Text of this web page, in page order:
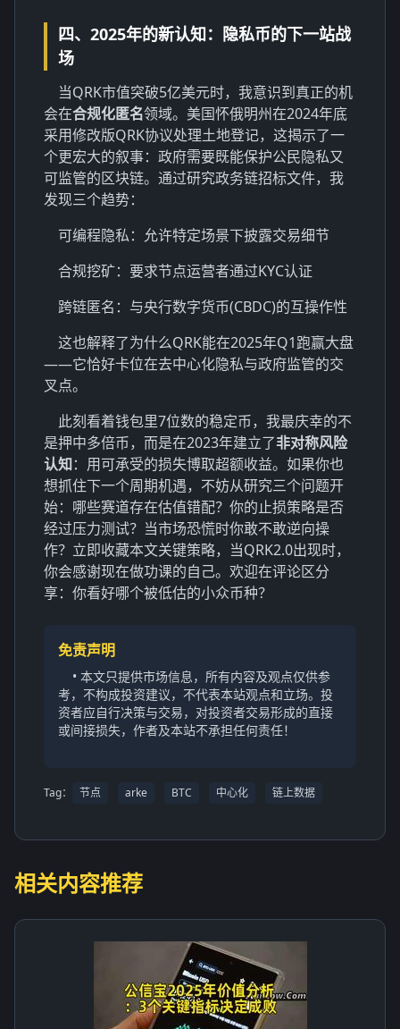
四、2025年的新认知：隐私币的下一站战
场
当QRK市值突破5亿美元时，我意识到真正的机
会在合规化匿名领域。美国怀俄明州在2024年底
采用修改版QRK协议处理土地登记，这揭示了一
个更宏大的叙事：政府需要既能保护公民隐私又
可监管的区块链。通过研究政务链招标文件，我
发现三个趋势：
可编程隐私：允许特定场景下披露交易细节
合规挖矿：要求节点运营者通过KYC认证
跨链匿名：与央行数字货币(CBDC)的互操作性
这也解释了为什么QRK能在2025年Q1跑赢大盘
——它恰好卡位在去中心化隐私与政府监管的交
叉点。
此刻看着钱包里7位数的稳定币，我最庆幸的不
是押中多倍币，而是在2023年建立了非对称风险
认知：用可承受的损失博取超额收益。如果你也
想抓住下一个周期机遇，不妨从研究三个问题开
始：哪些赛道存在估值错配？你的止损策略是否
经过压力测试？当市场恐慌时你敢不敢逆向操
作？立即收藏本文关键策略，当QRK2.0出现时，
你会感谢现在做功课的自己。欢迎在评论区分
享：你看好哪个被低估的小众币种？
免责声明
• 本文只提供市场信息，所有内容及观点仅供参
考，不构成投资建议，不代表本站观点和立场。投
资者应自行决策与交易，对投资者交易形成的直接
或间接损失，作者及本站不承担任何责任！
Tag： 节点 arke BTC 中心化 链上数据
相关内容推荐